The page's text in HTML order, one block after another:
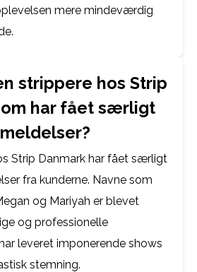
mere mindeværdig
strippere hos Strip
har fået særligt
Strip Danmark har fået særligt
fra kunderne. Navne som
og Mariyah er blevet
og professionelle
leveret imponerende shows
stemning.